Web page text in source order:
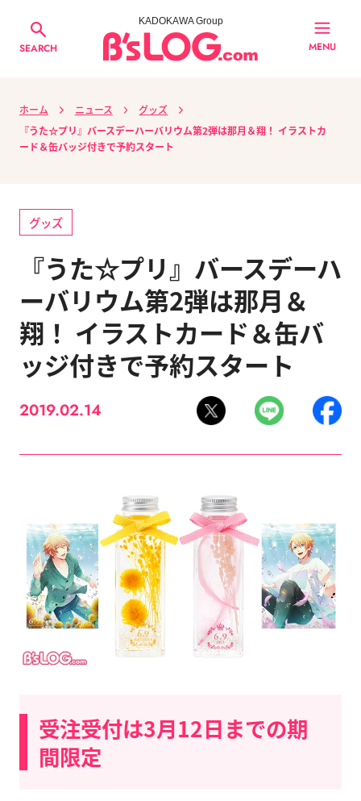
SEARCH
KADOKAWA Group
MENU
ホーム ニュース
グッズ
『うた☆プリ』バースデーハーバリウム第2弾は那月＆翔！ イラストカ
ード＆缶バッジ付きで予約スタート
グッズ
『うた☆プリ』バースデーハ
ーバリウム第2弾は那月＆
翔！ イラストカード＆缶バ
ッジ付きで予約スタート
2019.02.14
受注受付は3月12日までの期
間限定